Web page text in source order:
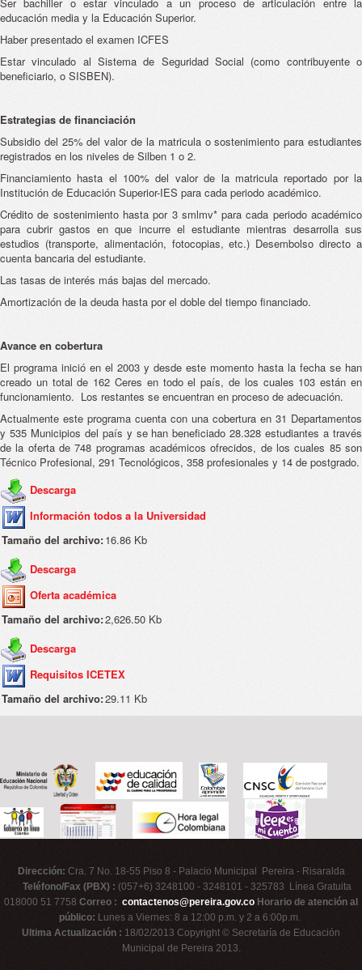
educación media y la Educación Superior.
Haber presentado el examen ICFES
Estar vinculado al Sistema de Seguridad Social (como contribuyente o
beneficiario, o SISBEN).
Estrategias de financiación
Subsidio del 25% del valor de la matricula o sostenimiento para estudiantes
registrados en los niveles de Silben 1 o 2.
Financiamiento hasta el 100% del valor de la matricula reportado por la
Institución de Educación Superior-IES para cada periodo académico.
Crédito de sostenimiento hasta por 3 smlmv* para cada periodo académico
para cubrir gastos en que incurre el estudiante mientras desarrolla sus
estudios (transporte, alimentación, fotocopias, etc.) Desembolso directo a
cuenta bancaria del estudiante.
Las tasas de interés más bajas del mercado.
Amortización de la deuda hasta por el doble del tiempo financiado.
Avance en cobertura
El programa inició en el 2003 y desde este momento hasta la fecha se han
creado un total de 162 Ceres en todo el país, de los cuales 103 están en
funcionamiento. Los restantes se encuentran en proceso de adecuación.
Actualmente este programa cuenta con una cobertura en 31 Departamentos
y 535 Municipios del país y se han beneficiado 28.328 estudiantes a través
de la oferta de 748 programas académicos ofrecidos, de los cuales 85 son
Técnico Profesional, 291 Tecnológicos, 358 profesionales y 14 de postgrado.
Descarga
Información todos a la Universidad
Tamaño del archivo:16.86 Kb
Descarga
Oferta académica
Tamaño del archivo:2,626.50 Kb
Descarga
Requisitos ICETEX
Tamaño del archivo:29.11 Kb
Dirección: Cra. 7 No. 18-55 Piso 8 - Palacio Municipal Pereira - Risaralda
Teléfono/Fax (PBX) : (057+6) 3248100 - 3248101 - 325783 Línea Gratuita
018000 51 7758 Correo : contactenos@pereira.gov.co Horario de atención al
público: Lunes a Viernes: 8 a 12:00 p.m. y 2 a 6:00p.m.
Ultima Actualización : 18/02/2013 Copyright © Secretaría de Educación
Municipal de Pereira 2013.